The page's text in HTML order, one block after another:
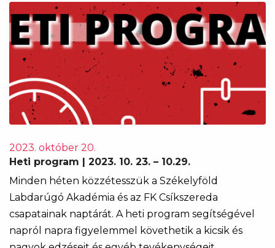
2023. október 20.
Heti program | 2023. 10. 23. – 10.29.
Minden héten közzétesszük a Székelyföld
Labdarúgó Akadémia és az FK Csíkszereda
csapatainak naptárát. A heti program segítségével
napról napra figyelemmel követhetik a kicsik és